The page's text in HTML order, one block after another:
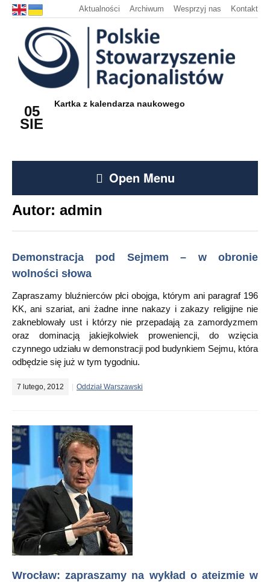
Aktualności Archiwum Wesprzyj nas Kontakt
05
SIE
Kartka z kalendarza naukowego
Open Menu
Autor: admin
Demonstracja pod Sejmem – w obronie
wolności słowa
Zapraszamy bluźnierców płci obojga, którym ani paragraf 196
KK, ani szariat, ani żadne inne nakazy i zakazy religijne nie
zakneblowały ust i którzy nie przepadają za zamordyzmem
oraz dominacją jakiejkolwiek proweniencji, do wzięcia
czynnego udziału w demonstracji pod budynkiem Sejmu, która
odbędzie się już w tym tygodniu.
7 lutego, 2012 Oddział Warszawski
Wrocław: zapraszamy na wykład o ateizmie w